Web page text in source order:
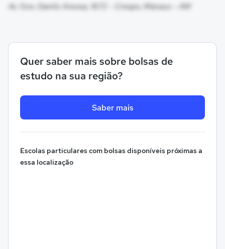
Av. Gov. Danilo Areosa, 1672 - Crespo, Manaus - AM
Quer saber mais sobre bolsas de
estudo na sua região?
Saber mais
Escolas particulares com bolsas disponíveis próximas a
essa localização